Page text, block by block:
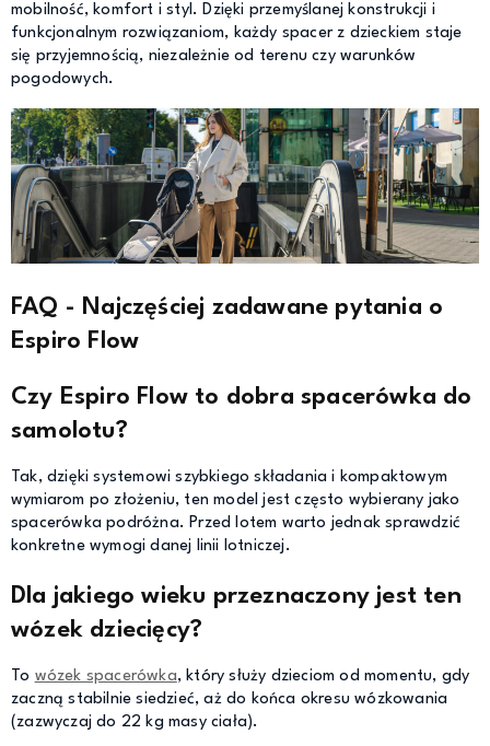
mobilność, komfort i styl. Dzięki przemyślanej konstrukcji i
funkcjonalnym rozwiązaniom, każdy spacer z dzieckiem staje
się przyjemnością, niezależnie od terenu czy warunków
pogodowych.
FAQ - Najczęściej zadawane pytania o
Espiro Flow
Czy Espiro Flow to dobra spacerówka do
samolotu?
Tak, dzięki systemowi szybkiego składania i kompaktowym
wymiarom po złożeniu, ten model jest często wybierany jako
spacerówka podróżna. Przed lotem warto jednak sprawdzić
konkretne wymogi danej linii lotniczej.
Dla jakiego wieku przeznaczony jest ten
wózek dziecięcy?
To wózek spacerówka, który służy dzieciom od momentu, gdy
zaczną stabilnie siedzieć, aż do końca okresu wózkowania
(zazwyczaj do 22 kg masy ciała).